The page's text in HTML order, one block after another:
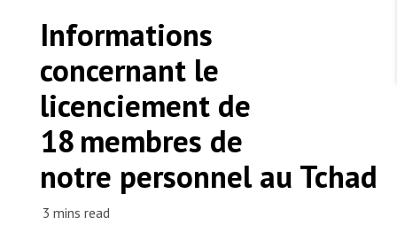
Les États négligent leur obligation de protéger les
personnes civiles et les services de santé en temps
de guerre
Urgence Ebola
Séismes au Venezuela : conséquences et intervention
de MSF
Dons des fondations
Partenariat d’entreprise
Les Amis de MSF
Travailler avec MSF
Travailler à l’étranger
Travailler au Canada
Informations
concernant le
licenciement de
18 membres de
notre personnel au Tchad